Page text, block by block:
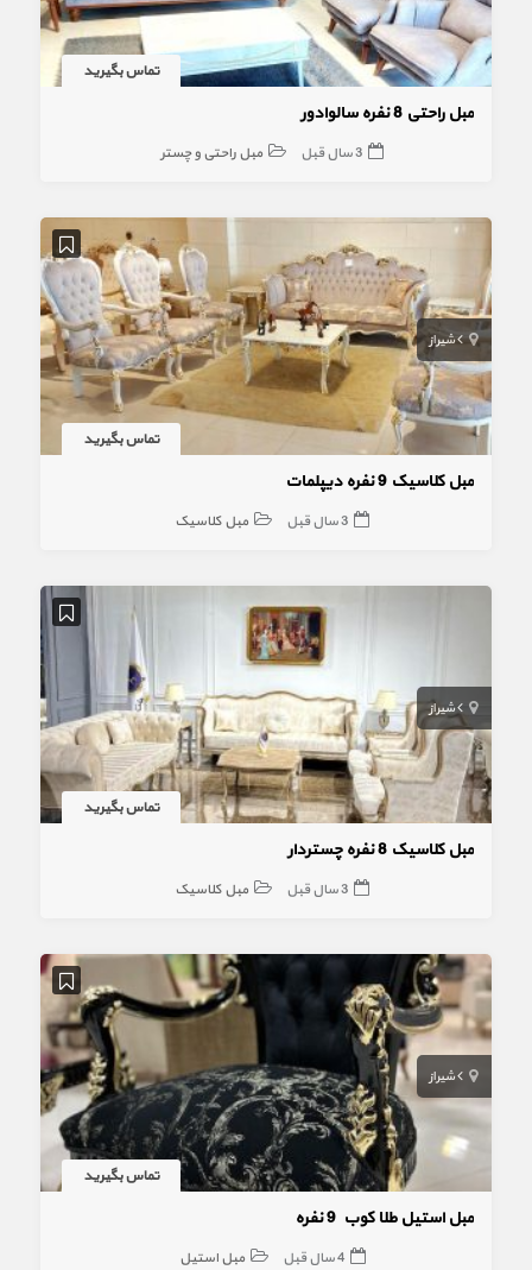
تماس بگیرید
مبل راحتی 8 نفره سالوادور
3 سال قبل مبل راحتی و چستر
شیراز
تماس بگیرید
مبل کلاسیک 9 نفره دیپلمات
3 سال قبل مبل کلاسیک
شیراز
تماس بگیرید
مبل کلاسیک 8 نفره چستردار
3 سال قبل مبل کلاسیک
شیراز
تماس بگیرید
مبل استیل طلا کوب 9 نفره
4 سال قبل مبل استیل